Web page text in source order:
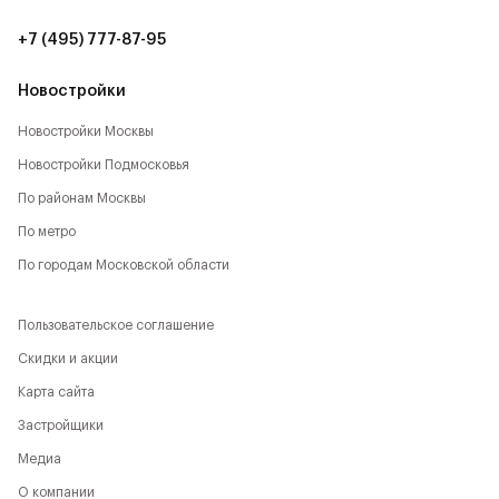
12 мин. до ТЦ Авиапарк (11 км)
Новостройки
Новостройки Москвы
Новостройки Подмосковья
По районам Москвы
По метро
По городам Московской области
+7 (495) 777-87-95
Пользовательское соглашение
Скидки и акции
Карта сайта
Застройщики
Медиа
О компании